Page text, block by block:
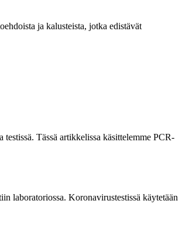
ja kalusteista, jotka edistävät
Tässä artikkelissa käsittelemme PCR-
laboratoriossa. Koronavirustestissä käytetään